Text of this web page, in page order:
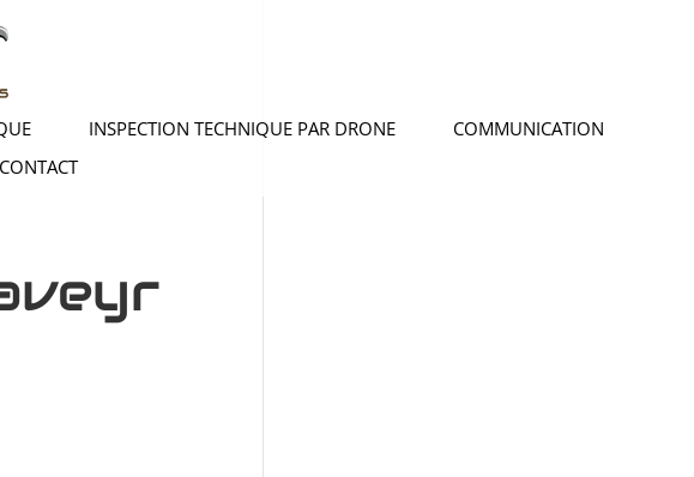
INSPECTION TECHNIQUE PAR DRONE
COMMUNICATION
CONTACT